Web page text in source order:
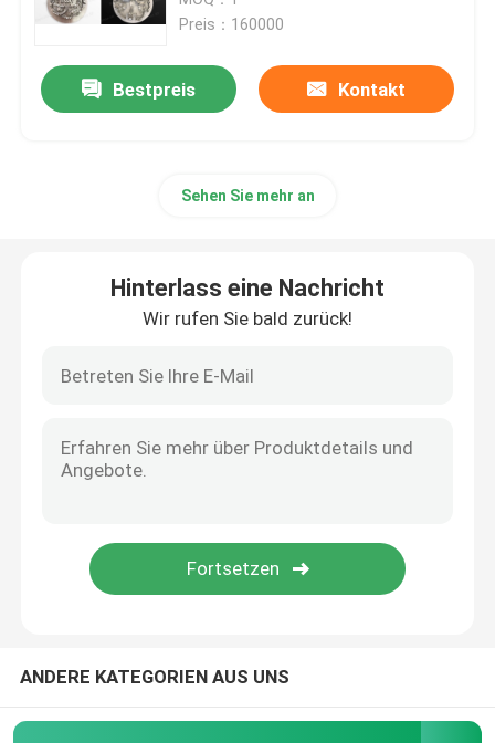
Medizinischer Drucker 3D
Drucker des Schmuck-3D
Harz-Drucker SLAs 3D
Preis：160000
Bestpreis Kontakt
Sehen Sie mehr an
Hinterlass eine Nachricht
Wir rufen Sie bald zurück!
ANDERE KATEGORIEN AUS UNS